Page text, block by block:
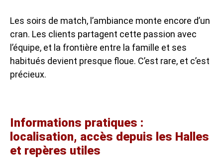
Les soirs de match, l’ambiance monte encore d’un
cran. Les clients partagent cette passion avec
l’équipe, et la frontière entre la famille et ses
habitués devient presque floue. C’est rare, et c’est
précieux.
Informations pratiques :
localisation, accès depuis les Halles
et repères utiles